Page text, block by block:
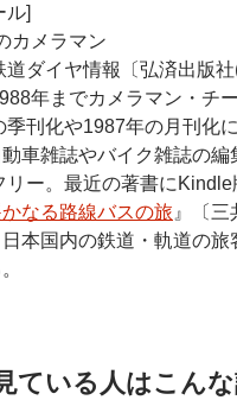
ル]
カメラマン
道ダイヤ情報〔弘済出版
年までカメラマン・チ
季刊化や1987年の月刊化
車雑誌やバイク雑誌の編
リー。最近の著書にKindle
なる路線バスの旅 』〔三
本国内の鉄道・軌道の旅
ている人はこん